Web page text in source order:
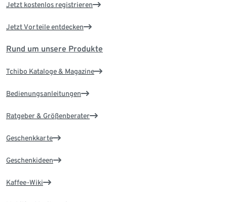
Jetzt kostenlos registrieren
Jetzt Vorteile entdecken
Rund um unsere Produkte
Tchibo Kataloge & Magazine
Bedienungsanleitungen
Ratgeber & Größenberater
Geschenkkarte
Geschenkideen
Kaffee-Wiki